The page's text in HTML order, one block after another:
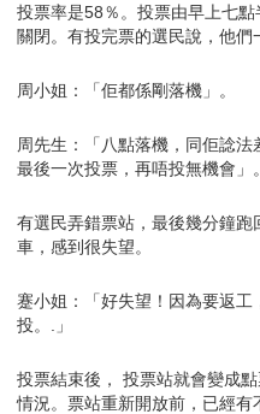
投票率是58％。投票由早上七
關閉。有投完票的選民說，他們
周小姐：「佢都係剛落機」。
周先生：「八點落機，同佢諗
最後一次投票，再唔投無機會」。
有選民弄錯票站，最後幾分鐘
車，感到很失望。
蹇小姐：「好失望！因為要返
投。.」
投票結束後， 投票站就會變成
情況。票站重新開放前，已經